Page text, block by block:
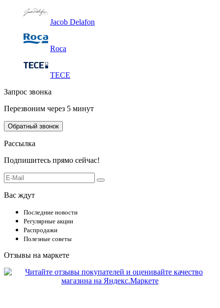
Jacob Delafon
Roca
TECE
Запрос звонка
Перезвоним через 5 минут
Обратный звонок
Рассылка
Подпишитесь прямо сейчас!
Вас ждут
Последние новости
Регулярные акции
Распродажи
Полезные советы
Отзывы на маркете